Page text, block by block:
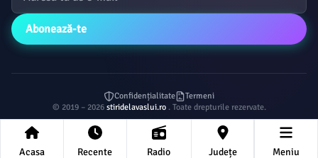
Abonează-te
Confidențialitate
Termeni
© 2019 – 2026 stiridelavaslui.ro . Toate drepturile rezervate.
Acasa Recente Radio Județe Meniu